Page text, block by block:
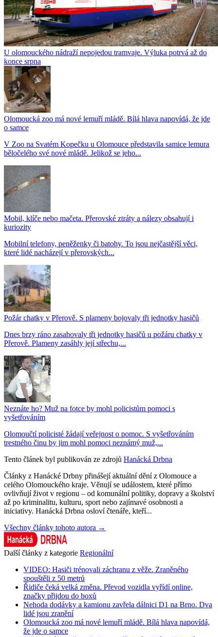
U olomouckého nádraží nepojedou tramvaje. Výluka potrvá až do
konce srpna
Olomoucká zoo má nové lemuří mládě. Bílá hlava napovídá, že jde
o samce
V Zoo na Svatém Kopečku u Olomouce představila samice lemura
běločelého své nové mládě. Jelikož se jeho...
Mobil, klíče nebo mačeta. Přerovské ztráty a nálezy obsahují i
kuriozity
Mobilní telefony, peněženky či batohy. To jsou nejčastější věci,
které lidé nacházejí v přerovských...
Požár chatky v Přerově. S plameny bojovaly tři jednotky hasičů
Dnes brzy ráno zasahovaly tři jednotky hasičů u požáru chatky v
Přerově. Plameny zasáhly její střechu,...
Neznáte ho? Muž na fotce by mohl policistům pomoci s
vyšetřováním
Olomoučtí policisté žádají veřejnost o pomoc. S vyšetřováním
trestného činu by jim mohl pomoci neznámý muž,...
Tento článek byl publikován ze zdrojů Hanácká Drbna
Články z Hanácké Drbny přinášejí aktuální dění z Olomouce a
celého Olomouckého kraje. Věnují se událostem, které přímo
ovlivňují život v regionu – od komunální politiky, dopravy a školství
až po kriminalitu, kulturu, sport nebo zajímavé osobnosti a
iniciativy. Hanácká Drbna osloví čtenáře, kteří...
Všechny články tohoto autora →
Další články z kategorie Regionální
VIDEO: Hasiči trénovali záchranu z věže. Zraněného
spouštěli z 50 metrů
Řidiče čeká velká změna. Převod vozidla vyřídí online,
značky přijdou do boxů
Nehoda dodávky a kamionu zavřela dálnici D1 na Brno. Dva
lidé jsou zranění
Olomoucká zoo má nové lemuří mládě. Bílá hlava napovídá,
že jde o samce